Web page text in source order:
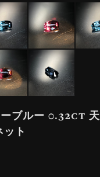
ブルー 0.32ct
ト